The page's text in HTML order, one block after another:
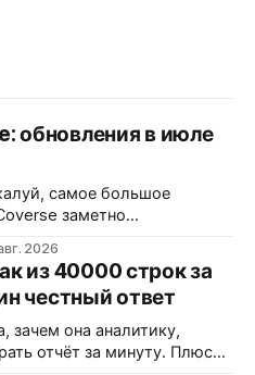
обновления в июле
самое большое
заметно
публичный API с
улучшений в
2026
из 40000 строк за
честный ответ
зачем она аналитику,
отчёт за минуту. Плюс